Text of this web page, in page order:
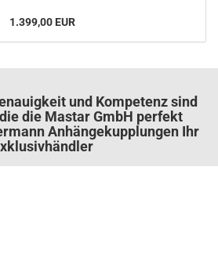
1.399,00 EUR
und Kompetenz sind
die Mastar GmbH perfekt
Anhängekupplungen Ihr